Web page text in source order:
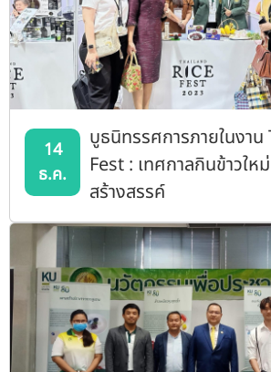
14
ธ.ค.
บูธนิทรรศการภายในงา
Fest : เทศกาลกินข้าวให
สร้างสรรค์